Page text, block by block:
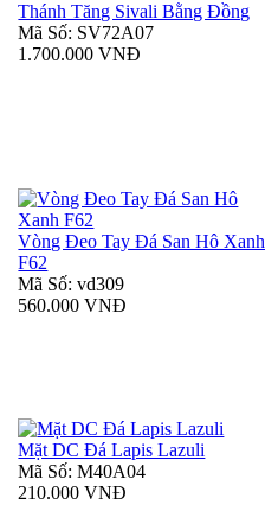
Thánh Tăng Sivali Bằng Đồng
Mã Số: SV72A07
1.700.000 VNĐ
Vòng Đeo Tay Đá San Hô Xanh
F62
Mã Số: vd309
560.000 VNĐ
Mặt DC Đá Lapis Lazuli
Mã Số: M40A04
210.000 VNĐ